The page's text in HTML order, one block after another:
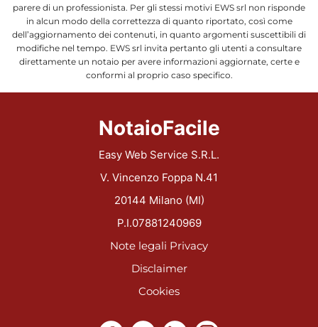
parere di un professionista. Per gli stessi motivi EWS srl non risponde
in alcun modo della correttezza di quanto riportato, così come
dell’aggiornamento dei contenuti, in quanto argomenti suscettibili di
modifiche nel tempo. EWS srl invita pertanto gli utenti a consultare
direttamente un notaio per avere informazioni aggiornate, certe e
conformi al proprio caso specifico.
NotaioFacile
Easy Web Service S.R.L.
V. Vincenzo Foppa N.41
20144 Milano (MI)
P.I.07881240969
Note legali Privacy
Disclaimer
Cookies